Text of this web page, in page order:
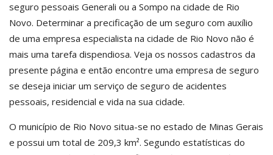
seguro pessoais Generali ou a Sompo na cidade de Rio
Novo. Determinar a precificação de um seguro com auxílio
de uma empresa especialista na cidade de Rio Novo não é
mais uma tarefa dispendiosa. Veja os nossos cadastros da
presente página e então encontre uma empresa de seguro
se deseja iniciar um serviço de seguro de acidentes
pessoais, residencial e vida na sua cidade.
O município de Rio Novo situa-se no estado de Minas Gerais
e possui um total de 209,3 km². Segundo estatísticas do